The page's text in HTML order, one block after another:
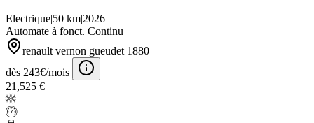
Electrique|50 km|2026
Automate à fonct. Continu
renault vernon gueudet 1880
dès 243€/mois
21,525 €